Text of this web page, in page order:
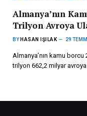
Almanya’nın
Trilyon Avroya
BY HASAN IŞILAK 29
Almanya’nın kamu
trilyon 662,2 milyar